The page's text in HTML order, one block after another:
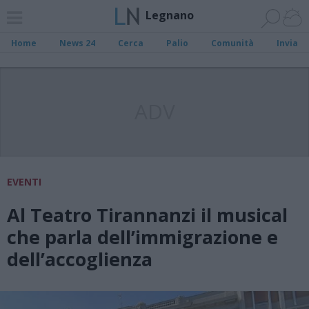
Legnano
Home News 24 Cerca Palio Comunità Invia
EVENTI
Al Teatro Tirannanzi il musical
che parla dell’immigrazione e
dell’accoglienza